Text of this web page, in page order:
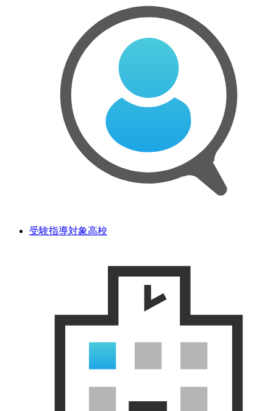
受験指導対象高校